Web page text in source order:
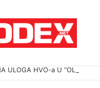
ULOGA HVO-a U “OLUJI”